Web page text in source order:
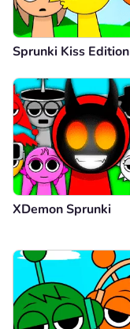
Sprunki Kiss Edition
XDemon Sprunki